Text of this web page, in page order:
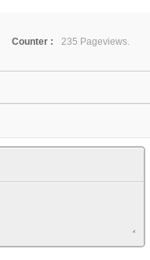
Counter :
235 Pageviews.